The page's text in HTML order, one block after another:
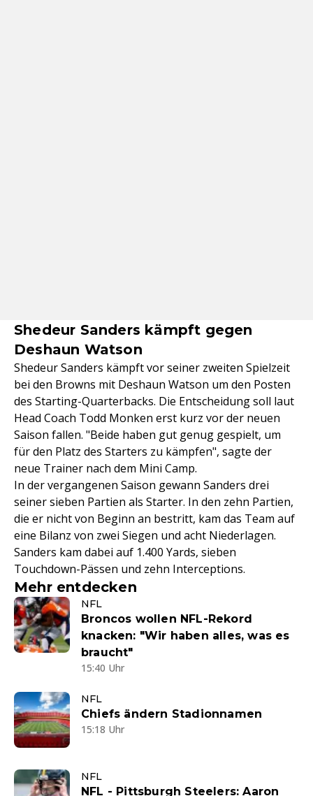
Shedeur Sanders kämpft gegen
Deshaun Watson
Shedeur Sanders kämpft vor seiner zweiten Spielzeit
bei den Browns mit Deshaun Watson um den Posten
des Starting-Quarterbacks. Die Entscheidung soll laut
Head Coach Todd Monken erst kurz vor der neuen
Saison fallen. "Beide haben gut genug gespielt, um
für den Platz des Starters zu kämpfen", sagte der
neue Trainer nach dem Mini Camp.
In der vergangenen Saison gewann Sanders drei
seiner sieben Partien als Starter. In den zehn Partien,
die er nicht von Beginn an bestritt, kam das Team auf
eine Bilanz von zwei Siegen und acht Niederlagen.
Sanders kam dabei auf 1.400 Yards, sieben
Touchdown-Pässen und zehn Interceptions.
Mehr entdecken
NFL
Broncos wollen NFL-Rekord
knacken: "Wir haben alles, was es
braucht"
15:40 Uhr
NFL
Chiefs ändern Stadionnamen
15:18 Uhr
NFL
NFL - Pittsburgh Steelers: Aaron